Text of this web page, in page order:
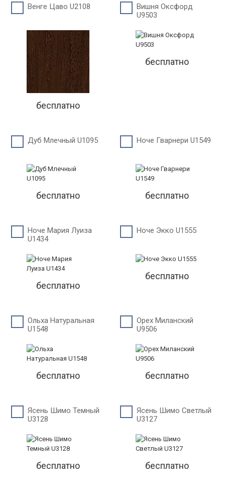
Венге Цаво U2108
бесплатно
Вишня Оксфорд
U9503
бесплатно
Дуб Млечный U1095
бесплатно
Ноче Гварнери U1549
бесплатно
Ноче Мария Луиза
U1434
бесплатно
Ноче Экко U1555
бесплатно
Ольха Натуральная
U1548
бесплатно
Орех Миланский
U9506
бесплатно
Ясень Шимо Темный
U3128
бесплатно
Ясень Шимо Светлый
U3127
бесплатно